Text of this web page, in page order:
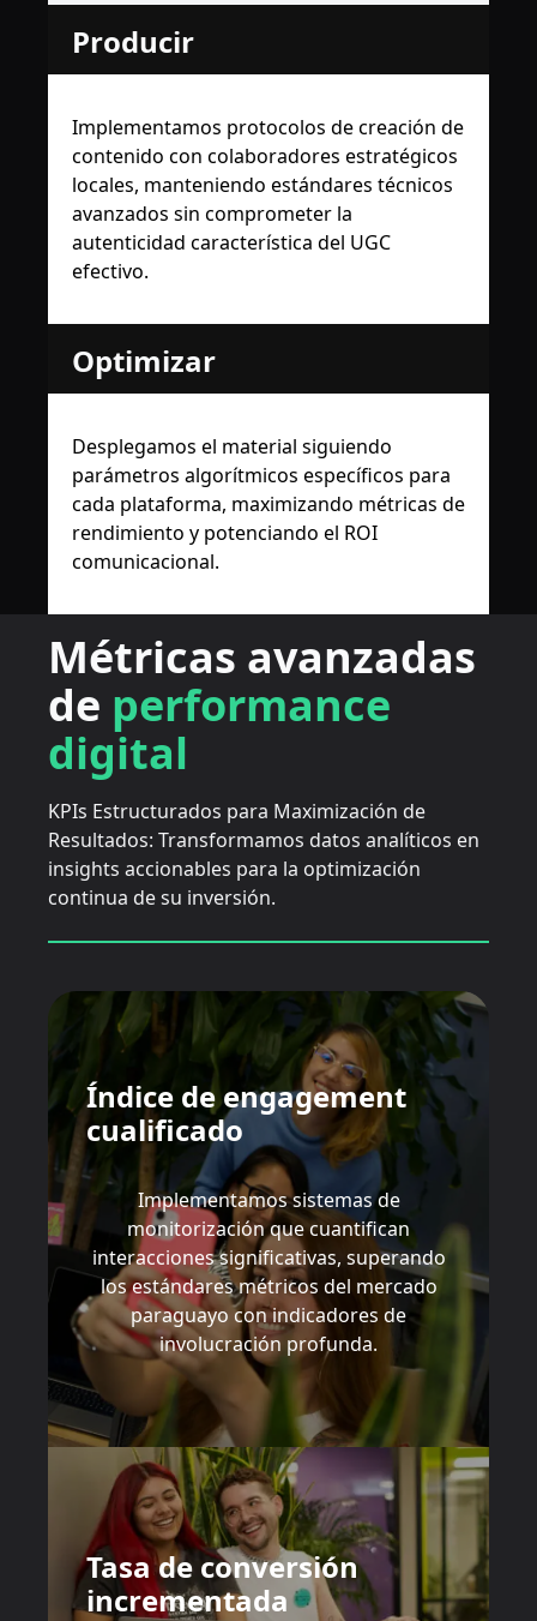
Producir
Implementamos protocolos de creación de
contenido con colaboradores estratégicos
locales, manteniendo estándares técnicos
avanzados sin comprometer la
autenticidad característica del UGC
efectivo.
Optimizar
Desplegamos el material siguiendo
parámetros algorítmicos específicos para
cada plataforma, maximizando métricas de
rendimiento y potenciando el ROI
comunicacional.
Métricas avanzadas
de performance
digital
KPIs Estructurados para Maximización de
Resultados: Transformamos datos analíticos en
insights accionables para la optimización
continua de su inversión.
Índice de engagement
cualificado
Implementamos sistemas de
monitorización que cuantifican
interacciones significativas, superando
los estándares métricos del mercado
paraguayo con indicadores de
involucración profunda.
Tasa de conversión
incrementada